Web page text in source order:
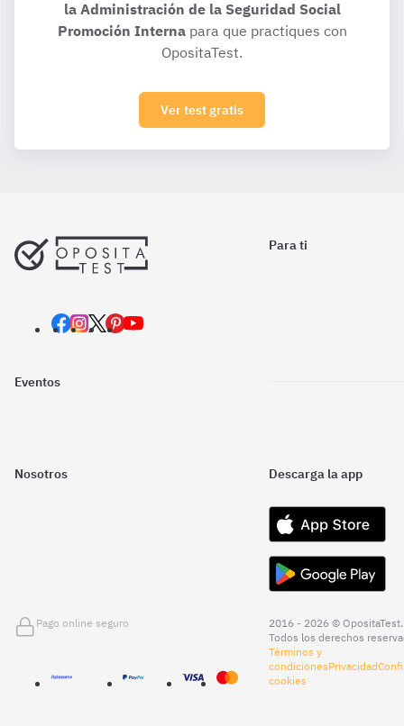
la Administración de la Seguridad Social
Promoción Internapara que practiques con
OpositaTest.
Ver test gratis
Para ti
Eventos
Nosotros Descarga la app
Pago online seguro
2016 - 2026 © OpositaTest.
Todos los derechos
Términos y
condicionesPrivacidad
cookies